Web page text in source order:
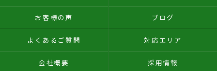
お客様の声 ブログ
よくあるご質問 対応エリア
会社概要 採用情報